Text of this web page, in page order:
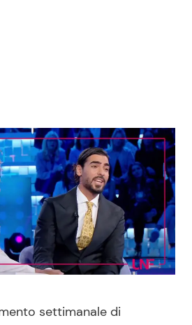
Cucina e Ricette
Consigli di Cucina
settimanale di